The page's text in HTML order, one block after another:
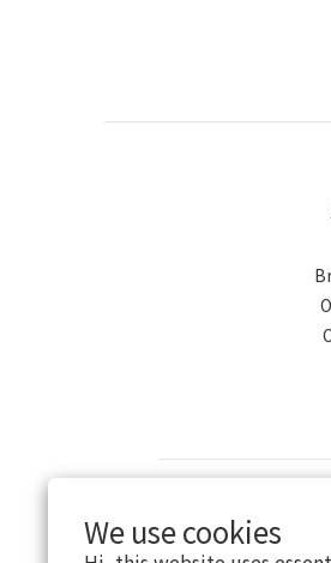
We use cookies